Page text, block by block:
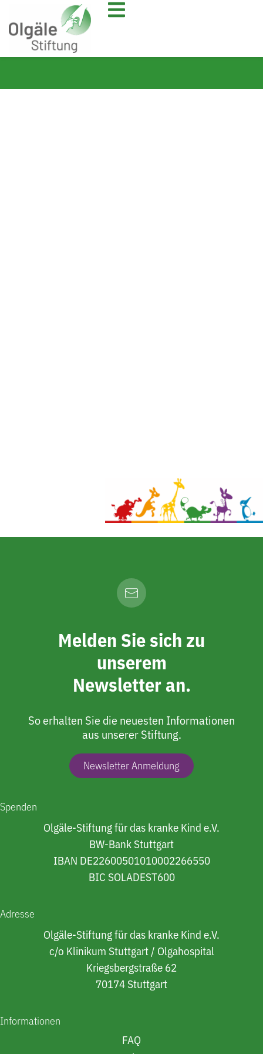
Melden Sie sich zu
unserem
Newsletter an.
So erhalten Sie die neuesten Informationen
aus unserer Stiftung.
Newsletter Anmeldung
Spenden
Olgäle-Stiftung für das kranke Kind e.V.
BW-Bank Stuttgart
IBAN DE22600501010002266550
BIC SOLADEST600
Adresse
Olgäle-Stiftung für das kranke Kind e.V.
c/o Klinikum Stuttgart / Olgahospital
Kriegsbergstraße 62
70174 Stuttgart
Informationen
FAQ